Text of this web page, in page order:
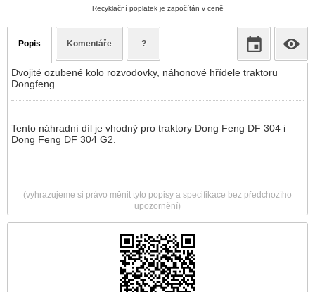
Recyklační poplatek je započítán v ceně
Popis Komentáře ?
Dvojité ozubené kolo rozvodovky, náhonové hřídele traktoru
Dongfeng
Tento náhradní díl je vhodný pro traktory Dong Feng DF 304 i
Dong Feng DF 304 G2.
(vyhrazujeme si právo měnit tyto popisy a specifikace bez předchozího
upozornění)